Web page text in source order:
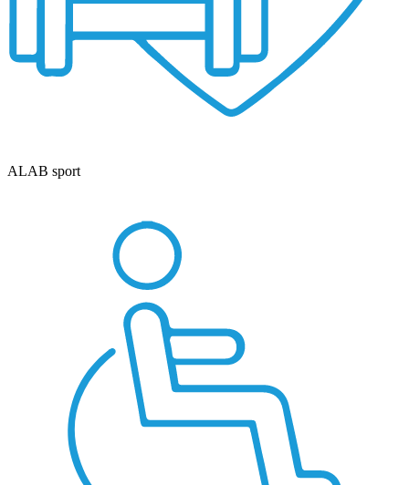
ALAB sport